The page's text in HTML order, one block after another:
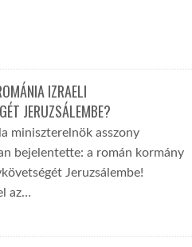
IZRAELI
JERUZSÁLEMBE?
miniszterelnök asszony
bejelentette: a román kormány
Jeruzsálembe!
az…